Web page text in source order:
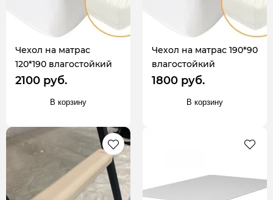
Чехол на матрас
120*190 влагостойкий
2100 руб.
В корзину
Чехол на матрас 190*90
влагостойкий
1800 руб.
В корзину